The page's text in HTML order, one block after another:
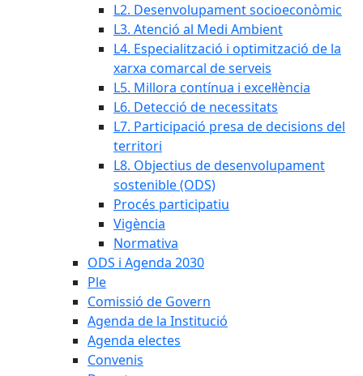
L2. Desenvolupament socioeconòmic
L3. Atenció al Medi Ambient
L4. Especialització i optimització de la
xarxa comarcal de serveis
L5. Millora contínua i excel·lència
L6. Detecció de necessitats
L7. Participació presa de decisions del
territori
L8. Objectius de desenvolupament
sostenible (ODS)
Procés participatiu
Vigència
Normativa
ODS i Agenda 2030
Ple
Comissió de Govern
Agenda de la Institució
Agenda electes
Convenis